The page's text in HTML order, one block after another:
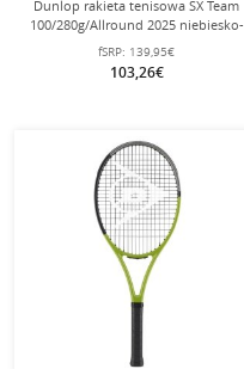
Dunlop rakieta tenisowa SX Team
100/280g/Allround 2025 niebiesko-
zielona/żółta - naciągnięta -
fSRP: 139,95€
103,26€